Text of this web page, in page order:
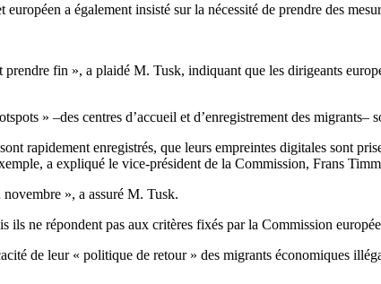
a également insisté sur la nécessité de prendre des
fin », a plaidé M. Tusk, indiquant que les dirigeants
» –des centres d’accueil et d’enregistrement des
rapidement enregistrés, que leurs empreintes digitales sont
a expliqué le vice-président de la Commission, Frans
», a assuré M. Tusk.
ils ne répondent pas aux critères fixés par la Commission
de leur « politique de retour » des migrants économiques